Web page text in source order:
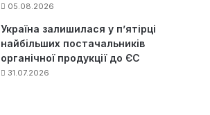
05.08.2026
Україна залишилася у п’ятірці
найбільших постачальників
органічної продукції до ЄС
31.07.2026